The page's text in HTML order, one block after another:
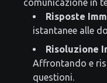
Risposte
istantanee alle
Risoluzione
Affrontando e
questioni.